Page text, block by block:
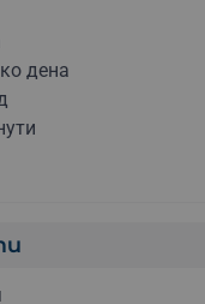
яхти под наем
на мотор
мотори
на бъги
конна езда
дена